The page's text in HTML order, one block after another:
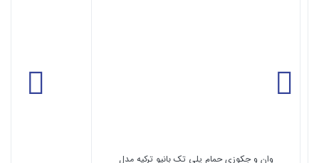
می باشد.
انل : صفحه های کناری جکوزی که به “پانل” معروف است از ورق های مقاوم
وان و جکوزی حمام پلی تک بانیو ترکیه مدل